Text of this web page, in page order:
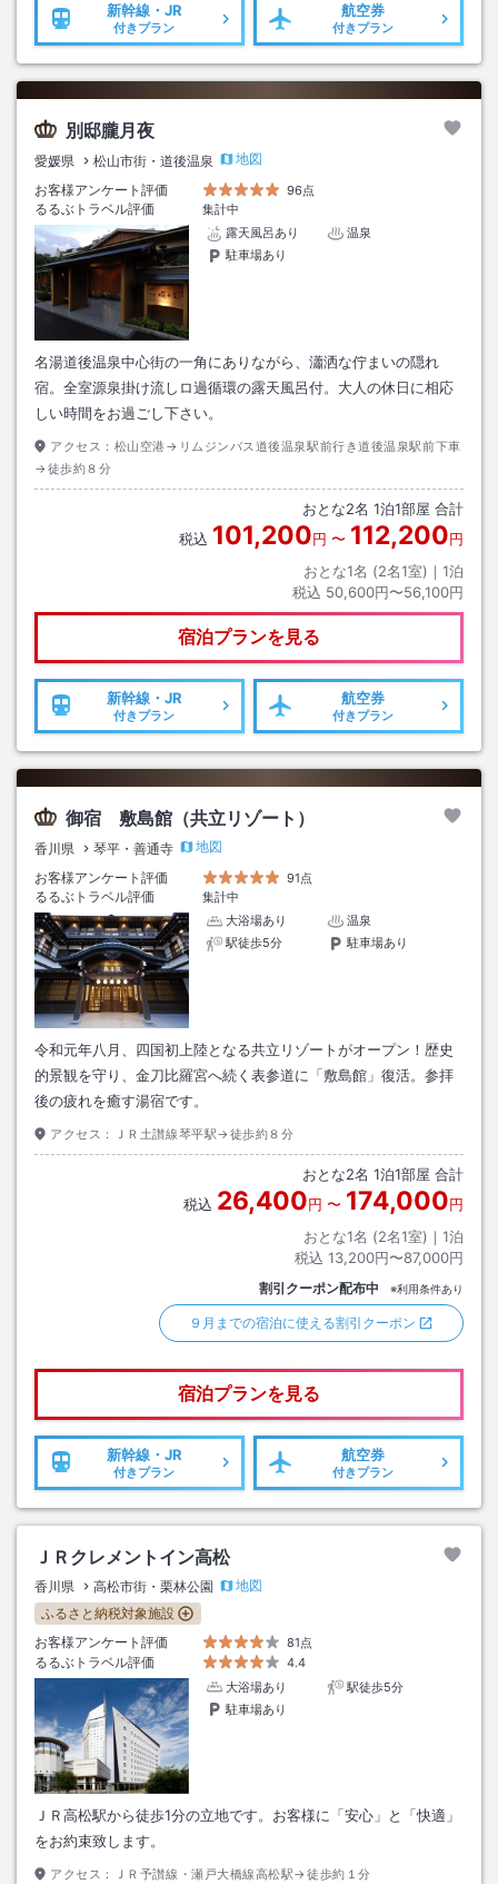
新幹線・JR
付きプラン
航空券
付きプラン
別邸朧月夜
愛媛県 松山市街・道後温泉
地図
お客様アンケート評価
96点
るるぶトラベル評価
集計中
露天風呂あり
温泉
駐車場あり
名湯道後温泉中心街の一角にありながら、瀟洒な佇まいの隠れ
宿。全室源泉掛け流しロ過循環の露天風呂付。大人の休日に相応
しい時間をお過ごし下さい。
アクセス： 松山空港→リムジンバス道後温泉駅前行き道後温泉駅前下車
→徒歩約８分
おとな2名 1泊1部屋 合計
税込 101,200円 〜 112,200円
おとな1名 (2名1室)｜ 1泊
税込 50,600円〜56,100円
宿泊プランを見る
新幹線・JR
付きプラン
航空券
付きプラン
御宿 敷島館（共立リゾート）
香川県 琴平・善通寺
地図
お客様アンケート評価
91点
るるぶトラベル評価
集計中
大浴場あり
温泉
駅徒歩5分
駐車場あり
令和元年八月、四国初上陸となる共立リゾートがオープン！歴史
的景観を守り、金刀比羅宮へ続く表参道に「敷島館」復活。参拝
後の疲れを癒す湯宿です。
アクセス： ＪＲ土讃線琴平駅→徒歩約８分
おとな2名 1泊1部屋 合計
税込 26,400円 〜 174,000円
おとな1名 (2名1室)｜ 1泊
税込 13,200円〜87,000円
割引クーポン配布中 ※利用条件あり
９月までの宿泊に使える割引クーポン
宿泊プランを見る
新幹線・JR
付きプラン
航空券
付きプラン
ＪＲクレメントイン高松
香川県 高松市街・栗林公園
地図
ふるさと納税対象施設
お客様アンケート評価
81点
るるぶトラベル評価
4.4
大浴場あり
駅徒歩5分
駐車場あり
ＪＲ高松駅から徒歩1分の立地です。お客様に「安心」と「快適」
をお約束致します。
アクセス： ＪＲ予讃線・瀬戸大橋線高松駅→徒歩約１分